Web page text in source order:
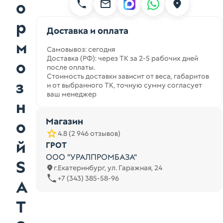
о
р
м
о
з
н
о
й
S
A
T
Доставка и оплата
Самовывоз: сегодня
Доставка (РФ): через ТК за 2-5 рабочих дней
после оплаты.
Стоимость доставки зависит от веса, габаритов
и от выбранного ТК, точную сумму согласует
ваш менеджер
Магазин
4.8 (2 946 отзывов)
ГРОТ
ООО "УРАЛПРОМБАЗА"
г.Екатеринбург, ул. Гаражная, 24
+7 (343) 385-58-96